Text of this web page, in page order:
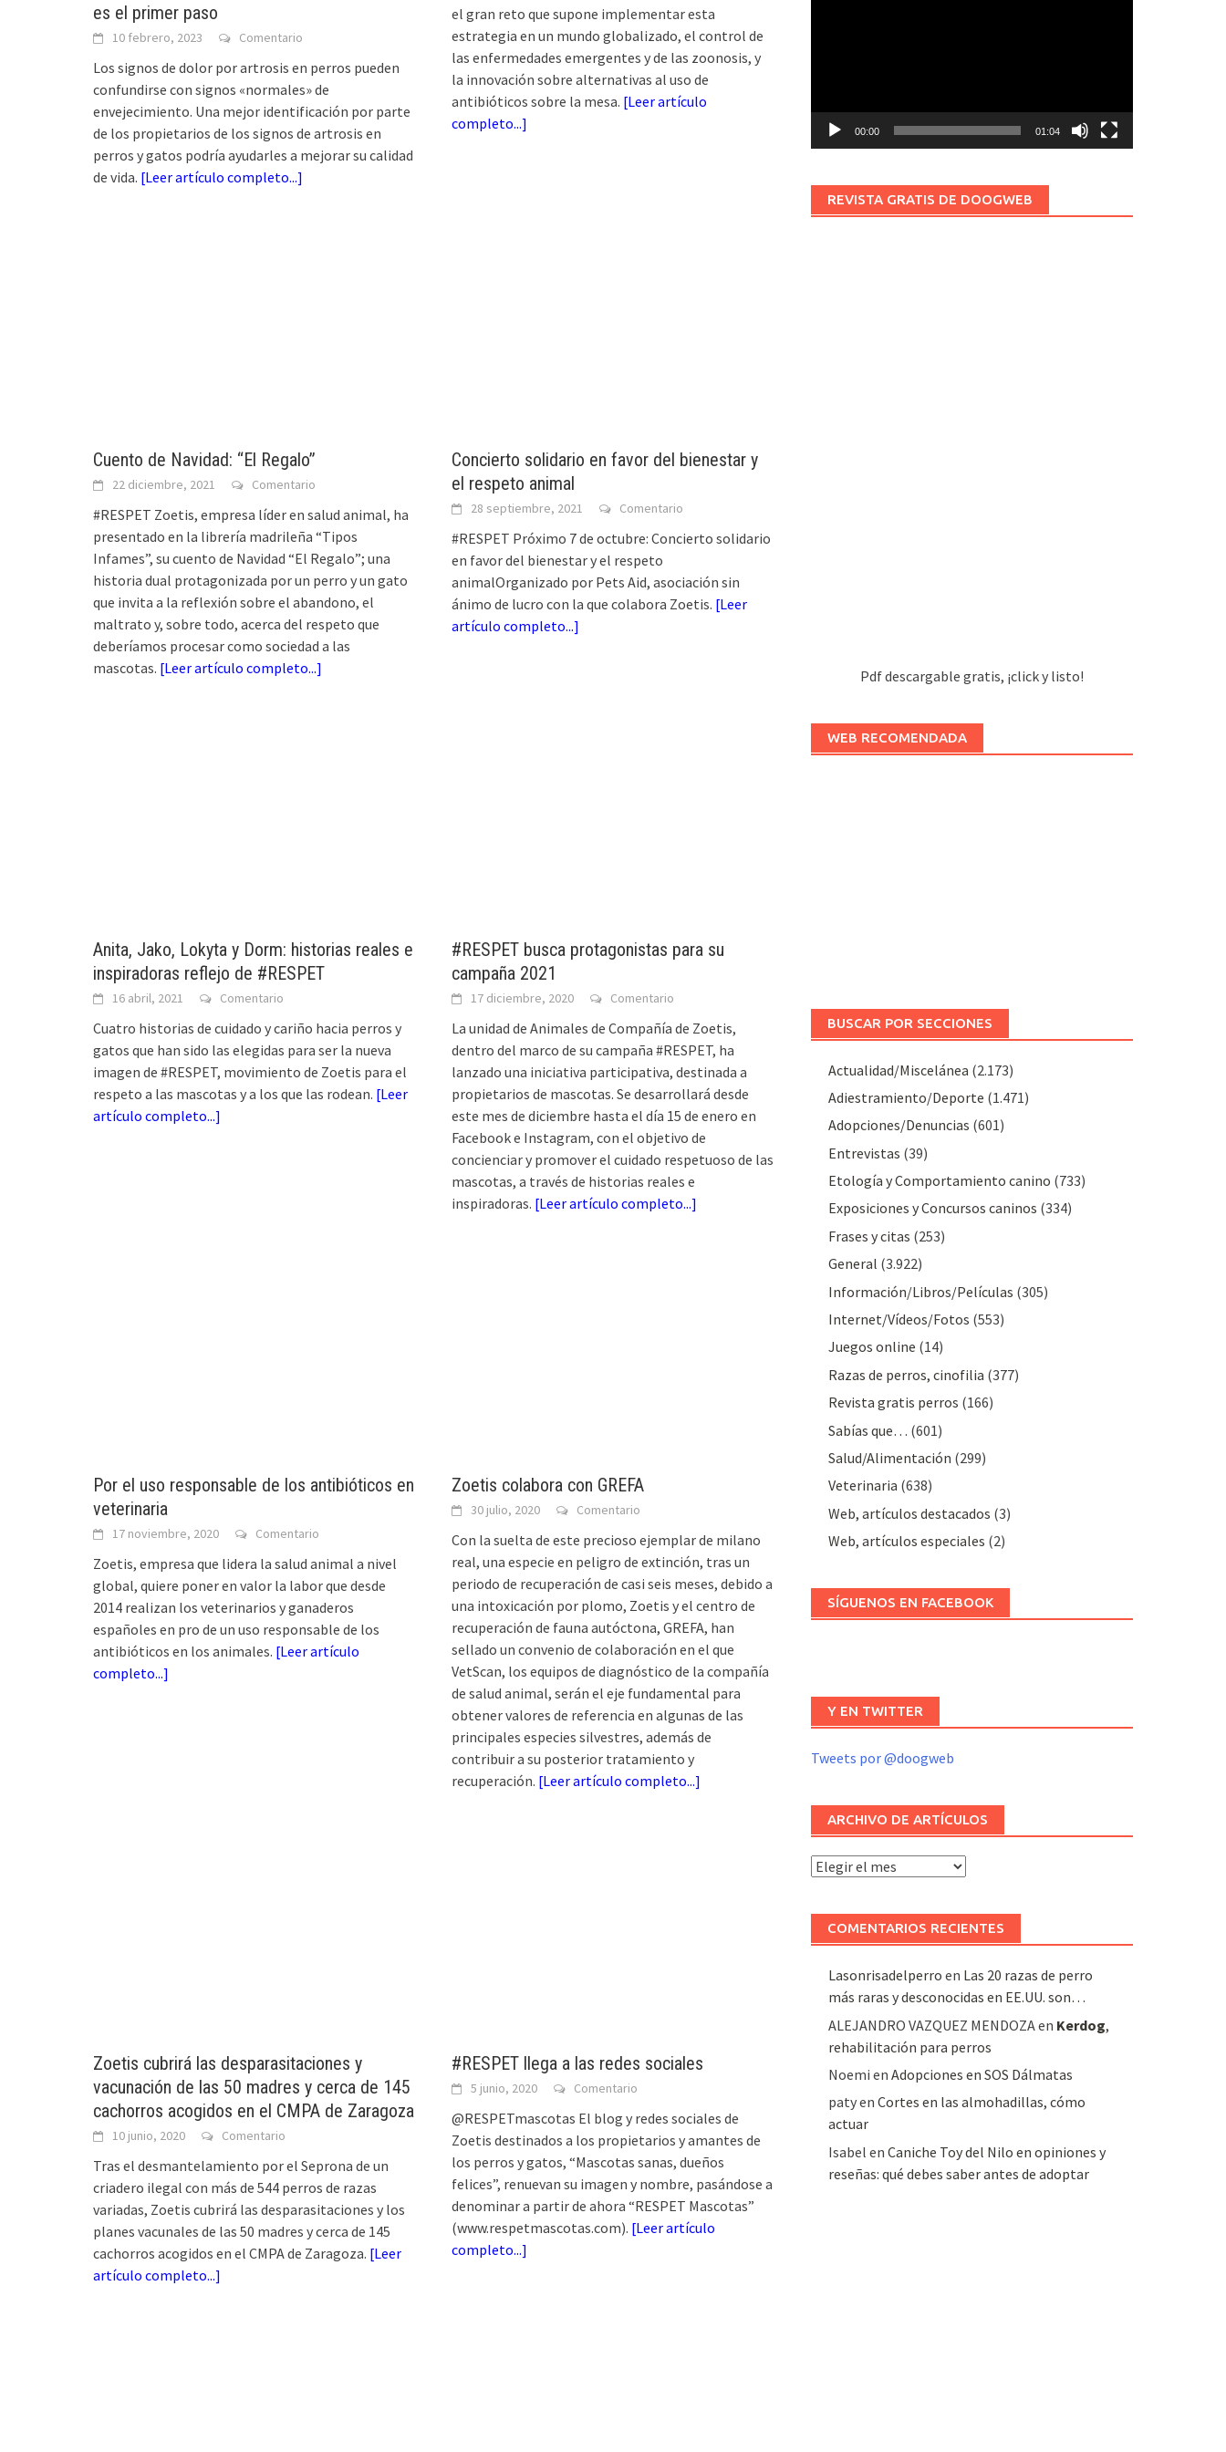
es el primer paso
10 febrero, 2023 Comentario
Los signos de dolor por artrosis en perros pueden
confundirse con signos «normales» de
envejecimiento. Una mejor identificación por parte
de los propietarios de los signos de artrosis en
perros y gatos podría ayudarles a mejorar su calidad
de vida. [Leer artículo completo...]
el gran reto que supone implementar esta
estrategia en un mundo globalizado, el control de
las enfermedades emergentes y de las zoonosis, y
la innovación sobre alternativas al uso de
antibióticos sobre la mesa. [Leer artículo
completo...]
Cuento de Navidad: “El Regalo”
22 diciembre, 2021 Comentario
#RESPET Zoetis, empresa líder en salud animal, ha
presentado en la librería madrileña “Tipos
Infames”, su cuento de Navidad “El Regalo”; una
historia dual protagonizada por un perro y un gato
que invita a la reflexión sobre el abandono, el
maltrato y, sobre todo, acerca del respeto que
deberíamos procesar como sociedad a las
mascotas. [Leer artículo completo...]
Concierto solidario en favor del bienestar y
el respeto animal
28 septiembre, 2021 Comentario
#RESPET Próximo 7 de octubre: Concierto solidario
en favor del bienestar y el respeto
animalOrganizado por Pets Aid, asociación sin
ánimo de lucro con la que colabora Zoetis. [Leer
artículo completo...]
Anita, Jako, Lokyta y Dorm: historias reales e
inspiradoras reflejo de #RESPET
16 abril, 2021 Comentario
Cuatro historias de cuidado y cariño hacia perros y
gatos que han sido las elegidas para ser la nueva
imagen de #RESPET, movimiento de Zoetis para el
respeto a las mascotas y a los que las rodean. [Leer
artículo completo...]
#RESPET busca protagonistas para su
campaña 2021
17 diciembre, 2020 Comentario
La unidad de Animales de Compañía de Zoetis,
dentro del marco de su campaña #RESPET, ha
lanzado una iniciativa participativa, destinada a
propietarios de mascotas. Se desarrollará desde
este mes de diciembre hasta el día 15 de enero en
Facebook e Instagram, con el objetivo de
concienciar y promover el cuidado respetuoso de las
mascotas, a través de historias reales e
inspiradoras. [Leer artículo completo...]
Por el uso responsable de los antibióticos en
veterinaria
17 noviembre, 2020 Comentario
Zoetis, empresa que lidera la salud animal a nivel
global, quiere poner en valor la labor que desde
2014 realizan los veterinarios y ganaderos
españoles en pro de un uso responsable de los
antibióticos en los animales. [Leer artículo
completo...]
Zoetis colabora con GREFA
30 julio, 2020 Comentario
Con la suelta de este precioso ejemplar de milano
real, una especie en peligro de extinción, tras un
periodo de recuperación de casi seis meses, debido a
una intoxicación por plomo, Zoetis y el centro de
recuperación de fauna autóctona, GREFA, han
sellado un convenio de colaboración en el que
VetScan, los equipos de diagnóstico de la compañía
de salud animal, serán el eje fundamental para
obtener valores de referencia en algunas de las
principales especies silvestres, además de
contribuir a su posterior tratamiento y
recuperación. [Leer artículo completo...]
Zoetis cubrirá las desparasitaciones y
vacunación de las 50 madres y cerca de 145
cachorros acogidos en el CMPA de Zaragoza
10 junio, 2020 Comentario
Tras el desmantelamiento por el Seprona de un
criadero ilegal con más de 544 perros de razas
variadas, Zoetis cubrirá las desparasitaciones y los
planes vacunales de las 50 madres y cerca de 145
cachorros acogidos en el CMPA de Zaragoza. [Leer
artículo completo...]
#RESPET llega a las redes sociales
5 junio, 2020 Comentario
@RESPETmascotas El blog y redes sociales de
Zoetis destinados a los propietarios y amantes de
los perros y gatos, “Mascotas sanas, dueños
felices”, renuevan su imagen y nombre, pasándose a
denominar a partir de ahora “RESPET Mascotas”
(www.respetmascotas.com). [Leer artículo
completo...]
00:00 01:04
REVISTA GRATIS DE DOOGWEB
Pdf descargable gratis, ¡click y listo!
WEB RECOMENDADA
BUSCAR POR SECCIONES
Actualidad/Miscelánea (2.173)
Adiestramiento/Deporte (1.471)
Adopciones/Denuncias (601)
Entrevistas (39)
Etología y Comportamiento canino (733)
Exposiciones y Concursos caninos (334)
Frases y citas (253)
General (3.922)
Información/Libros/Películas (305)
Internet/Vídeos/Fotos (553)
Juegos online (14)
Razas de perros, cinofilia (377)
Revista gratis perros (166)
Sabías que… (601)
Salud/Alimentación (299)
Veterinaria (638)
Web, artículos destacados (3)
Web, artículos especiales (2)
SÍGUENOS EN FACEBOOK
Y EN TWITTER
Tweets por @doogweb
ARCHIVO DE ARTÍCULOS
Archivo
artículos
COMENTARIOS RECIENTES
Lasonrisadelperro en Las 20 razas de perro
más raras y desconocidas en EE.UU. son…
ALEJANDRO VAZQUEZ MENDOZAen Kerdog,
rehabilitación para perros
Noemi en Adopciones en SOS Dálmatas
patyen Cortes en las almohadillas, cómo
actuar
Isabel en Caniche Toy del Nilo en opiniones y
reseñas: qué debes saber antes de adoptar